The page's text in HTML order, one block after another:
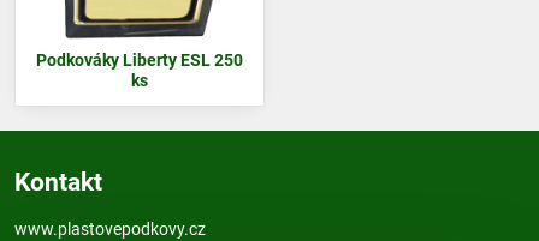
Podkováky Liberty ESL 250
ks
Kontakt
www.plastovepodkovy.cz